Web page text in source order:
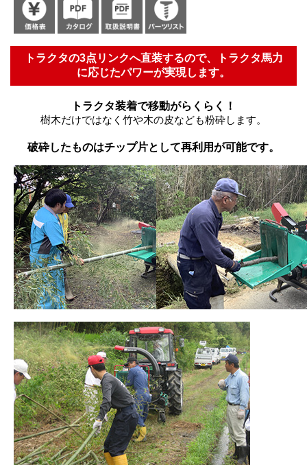
トラクタの3点リンクへ直装するので、トラクタ馬力
に応じたパワーが実現します。
トラクタ装着で移動がらくらく！
樹木だけではなく竹や木の皮なども粉砕します。
破砕したものはチップ片として再利用が可能です。